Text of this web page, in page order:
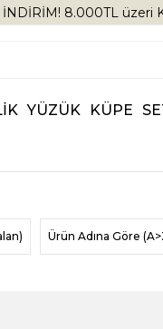
İNDİRİM! 8.000TL üzeri
YÜZÜK KÜPE
Ürün Adına Göre